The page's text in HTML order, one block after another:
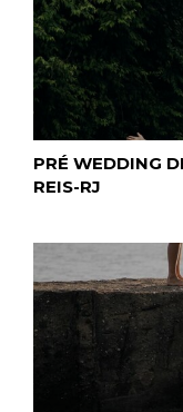
PRÉ WEDDING
REIS-RJ